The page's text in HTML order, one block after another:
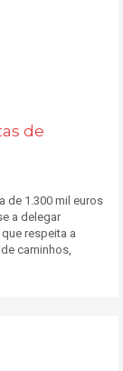
de
de 1.300 mil euros
a delegar
respeita a
caminhos,